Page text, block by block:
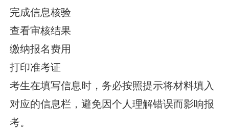
完成信息核验
查看审核结果
缴纳报名费用
打印准考证
考生在填写信息时，务必按照提示将材料填入
对应的信息栏，避免因个人理解错误而影响报
考。